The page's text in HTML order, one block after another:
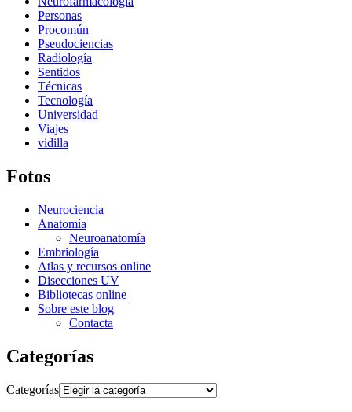
Personas
Procomún
Pseudociencias
Radiología
Sentidos
Técnicas
Tecnología
Universidad
Viajes
vidilla
Fotos
Neurociencia
Anatomía
Neuroanatomía
Embriología
Atlas y recursos online
Disecciones UV
Bibliotecas online
Sobre este blog
Contacta
Categorías
Categorías